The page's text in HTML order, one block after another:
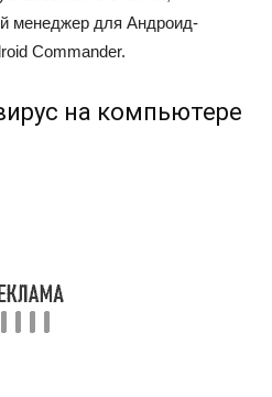
менеджер для Андроид-
Commander.
на компьютере